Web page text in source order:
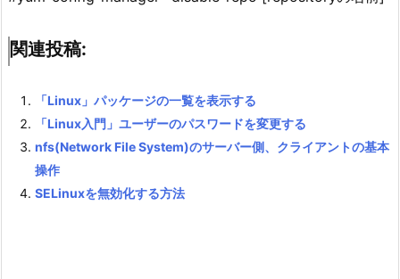
関連投稿:
「Linux」パッケージの一覧を表示する
「Linux入門」ユーザーのパスワードを変更する
nfs(Network File System)のサーバー側、クライアントの基本
操作
SELinuxを無効化する方法